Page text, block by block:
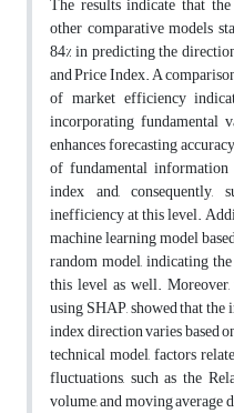
other comparative models
84% in predicting the
and Price Index. A
of market efficiency
incorporating fundamental
enhances forecasting
of fundamental
index and, consequently,
inefficiency at this level.
machine learning model
random model, indicating
this level as well.
using SHAP, showed that
index direction varies based
technical model, factors
fluctuations, such as the
volume, and moving average